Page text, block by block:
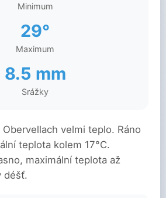
Minimum
29°
Maximum
8.5 mm
Srážky
velmi teplo. Ráno
teplota kolem 17°C.
maximální teplota až
déšť.